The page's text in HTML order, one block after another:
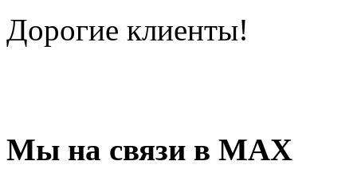
Дорогие клиенты!
Мы на связи в МАХ